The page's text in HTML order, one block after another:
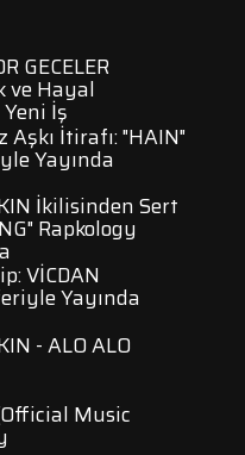
GECELER
ve Hayal
Yeni İş
İtirafı: "HAIN"
Yayında
İkilisinden Sert
Rapkology
VİCDAN
Yayında
- ALO ALO
Music